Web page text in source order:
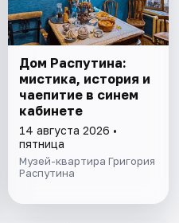
Дом Распутина:
мистика, история и
чаепитие в синем
кабинете
14 августа 2026 •
пятница
Музей-квартира Григория
Распутина